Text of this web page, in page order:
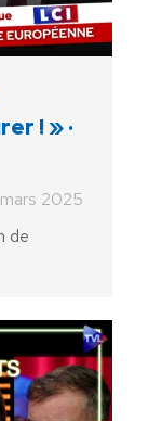
! » ·
mars 2025
de